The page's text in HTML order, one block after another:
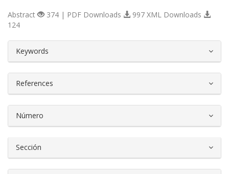
Abstract 374 | PDF Downloads
997 XML Downloads
124
Keywords
References
Número
Sección